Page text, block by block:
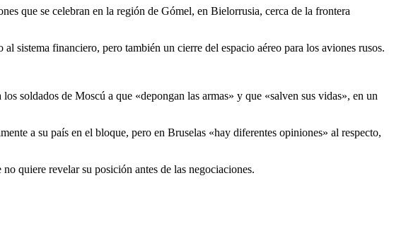
que se celebran en la región de Gómel, en Bielorrusia, cerca de la frontera
sistema financiero, pero también un cierre del espacio aéreo para los aviones rusos.
soldados de Moscú a que «depongan las armas» y que «salven sus vidas», en un
a su país en el bloque, pero en Bruselas «hay diferentes opiniones» al respecto,
quiere revelar su posición antes de las negociaciones.